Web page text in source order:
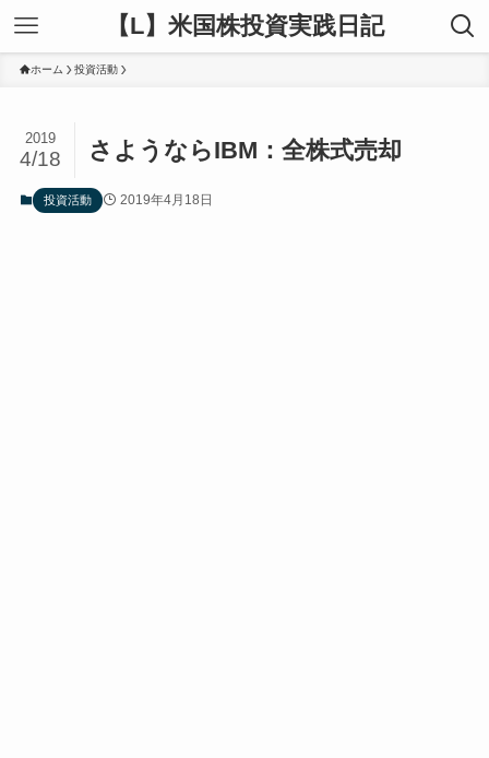
【L】米国株投資実践日記
ホーム 投資活動
さようならIBM：全株式売却
2019
4/18
投資活動 2019年4月18日